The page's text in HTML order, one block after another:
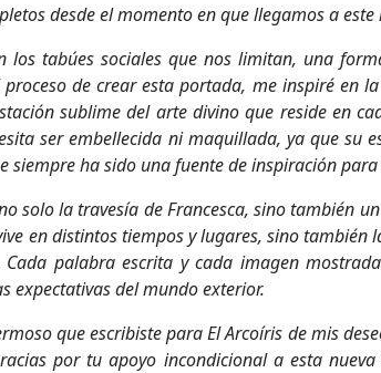
desde el momento en que llegamos a este
tabúes sociales que nos limitan, una
de crear esta portada, me inspiré en
sublime del arte divino que reside en
ser embellecida ni maquillada, ya que su
siempre ha sido una fuente de inspiración
solo la travesía de Francesca, sino también
en distintos tiempos y lugares, sino
palabra escrita y cada imagen
expectativas del mundo exterior.
que escribiste para El Arcoíris de mis
por tu apoyo incondicional a esta